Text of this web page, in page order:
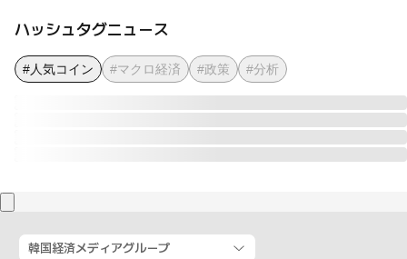
ハッシュタグニュース
#人気コイン #マクロ経済 #政策 #分析
韓国経済メディアグループ